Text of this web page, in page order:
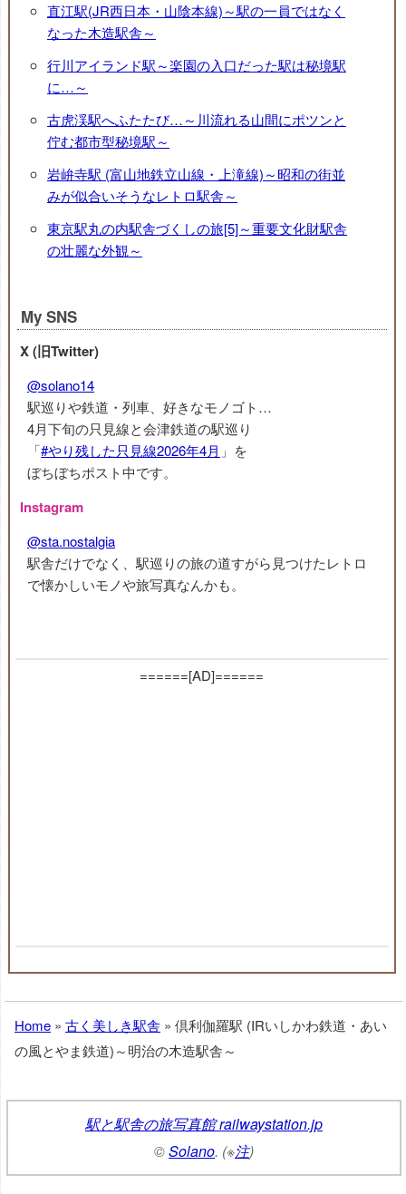
直江駅(JR西日本・山陰本線)～駅の一員ではなく
なった木造駅舎～
行川アイランド駅～楽園の入口だった駅は秘境駅
に…～
古虎渓駅へふたたび…～川流れる山間にポツンと
佇む都市型秘境駅～
岩峅寺駅 (富山地鉄立山線・上滝線)～昭和の街並
みが似合いそうなレトロ駅舎～
東京駅丸の内駅舎づくしの旅[5]～重要文化財駅舎
の壮麗な外観～
My SNS
X (旧Twitter)
@solano14
駅巡りや鉄道・列車、好きなモノゴト…
4月下旬の只見線と会津鉄道の駅巡り
「#やり残した只見線2026年4月 」を
ぼちぼちポスト中です。
Instagram
@sta.nostalgia
駅舎だけでなく、駅巡りの旅の道すがら見つけたレトロ
で懐かしいモノや旅写真なんかも。
======[AD]======
Home » 古く美しき駅舎 » 倶利伽羅駅 (IRいしかわ鉄道・あい
の風とやま鉄道)～明治の木造駅舎～
駅と駅舎の旅写真館 railwaystation.jp
©Solano. (※注)